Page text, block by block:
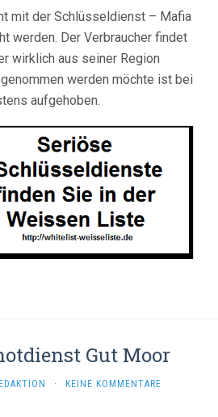
mit der Schlüsseldienst – Mafia
werden. Der Verbraucher findet
wirklich aus seiner Region
werden möchte ist bei
aufgehoben.
Gut Moor
· KEINE KOMMENTARE